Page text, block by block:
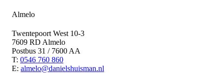
Almelo
Twentepoort West 10-3
7609 RD Almelo
Postbus 31 / 7600 AA
T: 0546 760 860
E: almelo@danielshuisman.nl